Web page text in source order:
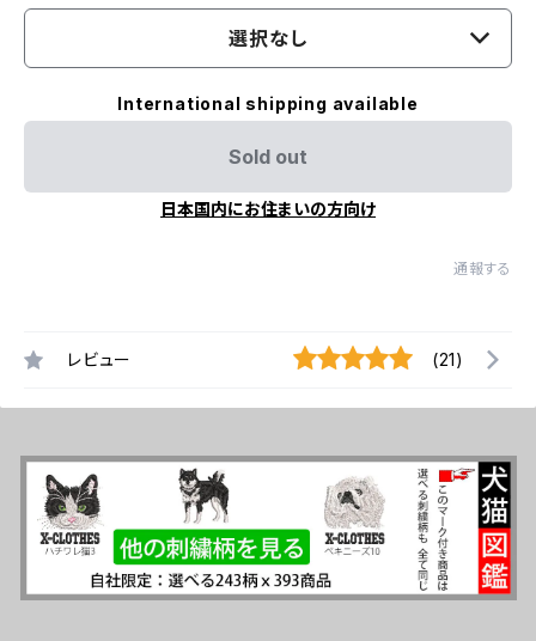
選択なし
International shipping available
Sold out
日本国内にお住まいの方向け
通報する
レビュー (21)